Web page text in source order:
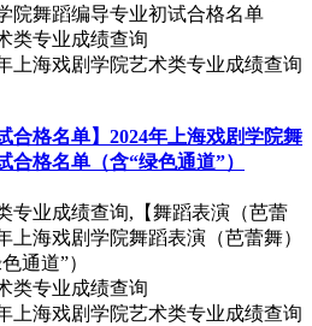
院舞蹈编导专业初试合格名单
上海戏剧学院艺术类专业成绩查询
合格名单】2024年上海戏剧学院舞
格名单（含“绿色通道”）
专业成绩查询,【舞蹈表演（芭蕾
上海戏剧学院舞蹈表演（芭蕾舞）
通道”）
上海戏剧学院艺术类专业成绩查询